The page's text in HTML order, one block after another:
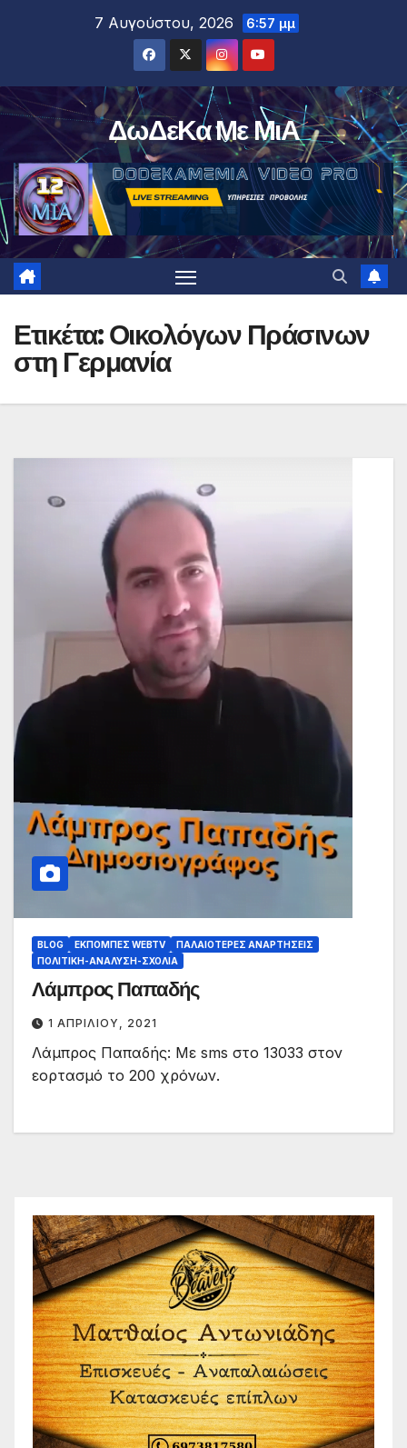
7 Αυγούστου, 2026 6:57 μμ
ΔωΔεΚα Με ΜιΑ
Ετικέτα:Οικολόγων Πράσινων
στη Γερμανία
BLOG ΕΚΠΟΜΠΈΣ WEBTV
ΠΑΛΑΙΟΤΕΡΕΣ ΑΝΑΡΤΗΣΕΙΣ
ΠΟΛΙΤΙΚΉ-ΑΝΆΛΥΣΗ-ΣΧΌΛΙΑ
Λάμπρος Παπαδής
1 ΑΠΡΙΛΊΟΥ, 2021
Λάμπρος Παπαδής: Με sms στο 13033 στον
εορτασμό το 200 χρόνων.